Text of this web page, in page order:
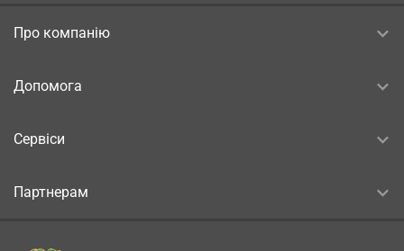
Про компанію
Допомога
Сервіси
Партнерам